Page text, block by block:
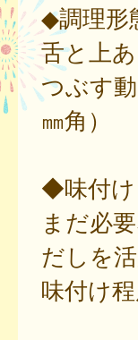
◆調理形
舌と上
つぶす
㎜角）
◆味付け
まだ必
だしを
味付け